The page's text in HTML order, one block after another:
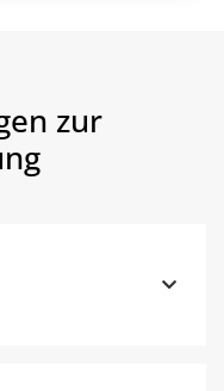
zur